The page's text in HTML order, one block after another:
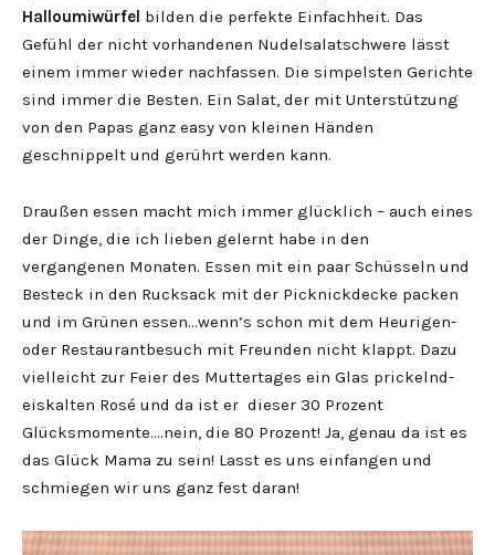
Halloumiwürfel bilden die perfekte Einfachheit. Das
Gefühl der nicht vorhandenen Nudelsalatschwere lässt
einem immer wieder nachfassen. Die simpelsten Gerichte
sind immer die Besten. Ein Salat, der mit Unterstützung
von den Papas ganz easy von kleinen Händen
geschnippelt und gerührt werden kann.
Draußen essen macht mich immer glücklich – auch eines
der Dinge, die ich lieben gelernt habe in den
vergangenen Monaten. Essen mit ein paar Schüsseln und
Besteck in den Rucksack mit der Picknickdecke packen
und im Grünen essen…wenn’s schon mit dem Heurigen-
oder Restaurantbesuch mit Freunden nicht klappt. Dazu
vielleicht zur Feier des Muttertages ein Glas prickelnd-
eiskalten Rosé und da ist er dieser 30 Prozent
Glücksmomente….nein, die 80 Prozent! Ja, genau da ist es
das Glück Mama zu sein! Lasst es uns einfangen und
schmiegen wir uns ganz fest daran!